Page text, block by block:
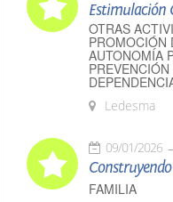
Estimulación
OTRAS
PROMOCIÓN
AUTONOMÍA
Ledesma
09/01/2026
FAMILIA